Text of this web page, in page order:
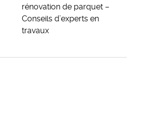
rénovation de parquet –
Conseils d’experts en
travaux